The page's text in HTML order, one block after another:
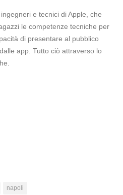
e tecnici di Apple, che
le competenze tecniche per
di presentare al pubblico
app. Tutto ciò attraverso lo
napoli